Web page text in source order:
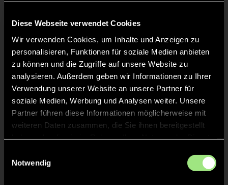
Diese Webseite verwendet Cookies
Wir verwenden Cookies, um Inhalte und Anzeigen zu
personalisieren, Funktionen für soziale Medien anbieten
zu können und die Zugriffe auf unsere Website zu
analysieren. Außerdem geben wir Informationen zu Ihrer
Verwendung unserer Website an unsere Partner für
soziale Medien, Werbung und Analysen weiter. Unsere
Partner führen diese Informationen möglicherweise mit
weiteren Daten zusammen, die Sie ihnen bereitgestellt
Notwendig
Jonathan
N.
Niklas
G.